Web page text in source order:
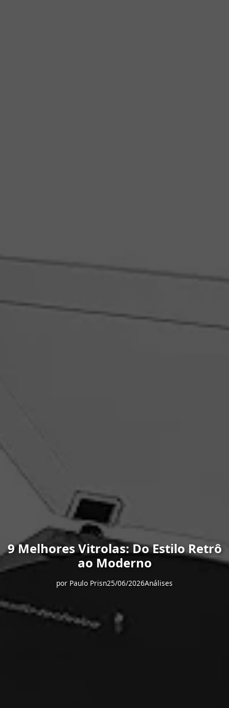
9 Melhores Vitrolas: Do Estilo Retrô
ao Moderno
por Paulo Prisn25/06/2026Análises